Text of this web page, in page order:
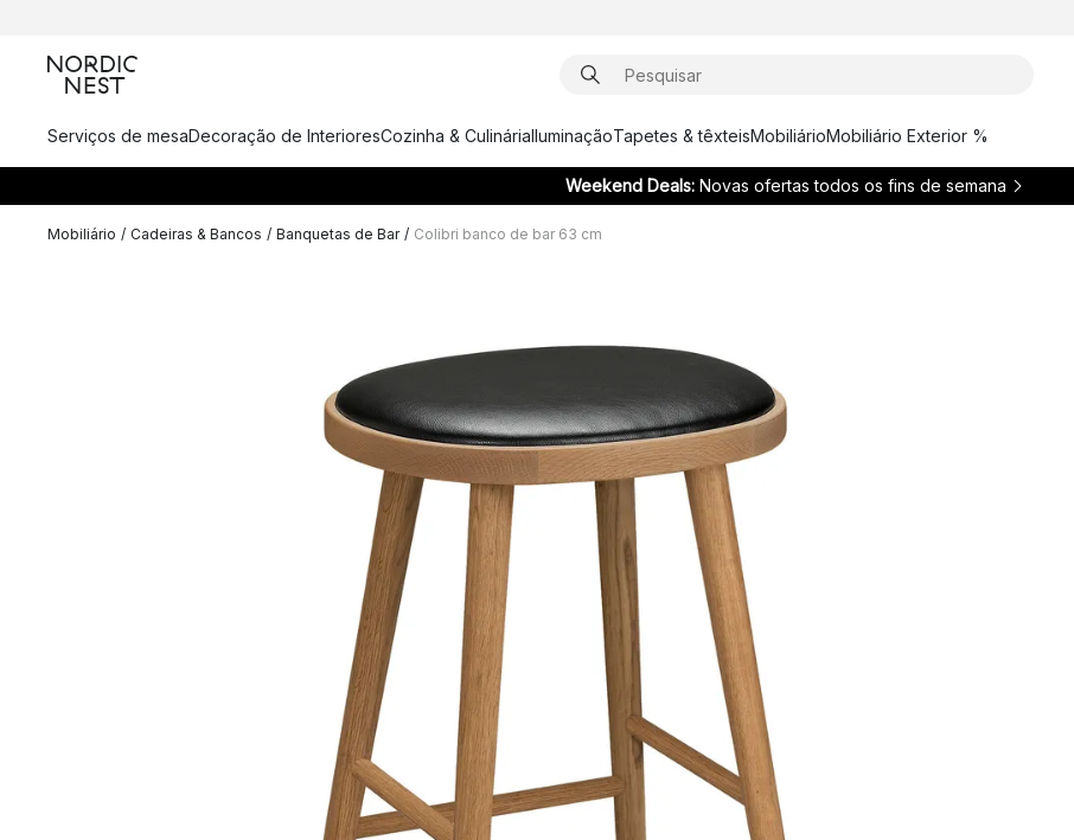
Serviços de mesaDecoração de InterioresCozinha & CulináriaIluminaçãoTapetes & têxteisMobiliárioMobiliário Exterior %
Weekend Deals: Novas ofertas todos os fins de semana
Mobiliário / Cadeiras & Bancos / Banquetas de Bar / Colibri banco de bar 63 cm